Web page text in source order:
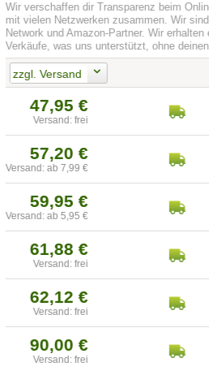
Wir verschaffen dir Transparenz beim
mit vielen Netzwerken zusammen. Wir
Network und Amazon-Partner. Wir
Verkäufe, was uns unterstützt, ohne
zzgl. Versand
47,95 €
Versand: frei
57,20 €
Versand: ab 7,99 €
59,95 €
Versand: ab 5,95 €
61,88 €
Versand: frei
62,12 €
Versand: frei
90,00 €
Versand: frei